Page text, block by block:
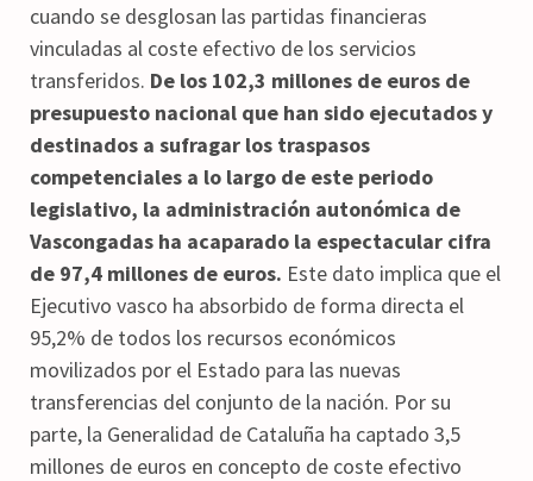
cuando se desglosan las partidas financieras
vinculadas al coste efectivo de los servicios
transferidos. De los 102,3 millones de euros de
presupuesto nacional que han sido ejecutados y
destinados a sufragar los traspasos
competenciales a lo largo de este periodo
legislativo, la administración autonómica de
Vascongadas ha acaparado la espectacular cifra
de 97,4 millones de euros. Este dato implica que el
Ejecutivo vasco ha absorbido de forma directa el
95,2% de todos los recursos económicos
movilizados por el Estado para las nuevas
transferencias del conjunto de la nación. Por su
parte, la Generalidad de Cataluña ha captado 3,5
millones de euros en concepto de coste efectivo